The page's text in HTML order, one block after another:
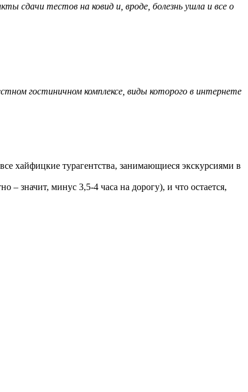
сдачи тестов на ковид и, вроде, болезнь ушла и все о
гостиничном комплексе, виды которого в интернете
хайфицкие турагентства, занимающиеся экскурсиями в
– значит, минус 3,5-4 часа на дорогу), и что остается,